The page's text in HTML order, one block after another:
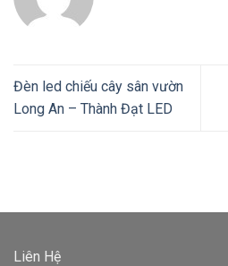
Đèn led chiếu cây sân vườn
Long An – Thành Đạt LED
Liên Hệ